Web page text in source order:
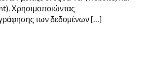
Χρησιμοποιώντας
των δεδομένων […]